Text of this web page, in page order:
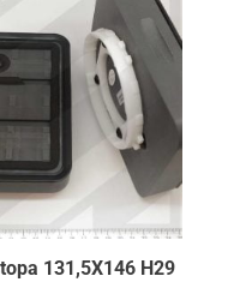
131,5X146 H29